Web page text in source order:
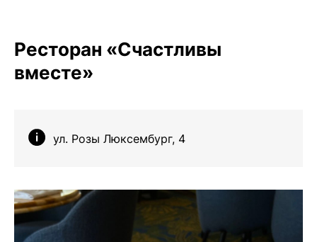
Ресторан «Счастливы
вместе»
ул. Розы Люксембург, 4